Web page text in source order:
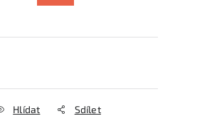
Hlídat Sdílet